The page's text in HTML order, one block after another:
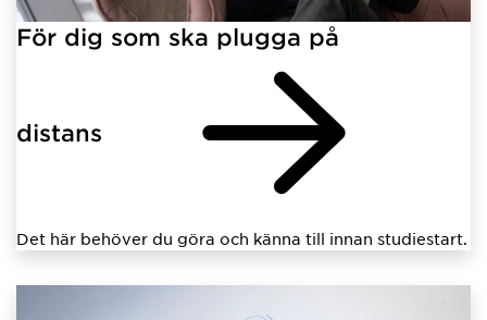
För dig som ska plugga på
distans
Det här behöver du göra och känna till innan studiestart.